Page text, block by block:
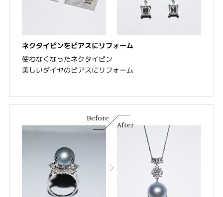
ネクタイピンをピアスにリフォーム
使わなくなったネクタイピン
美しいダイヤのピアスにリフォーム
Before
After